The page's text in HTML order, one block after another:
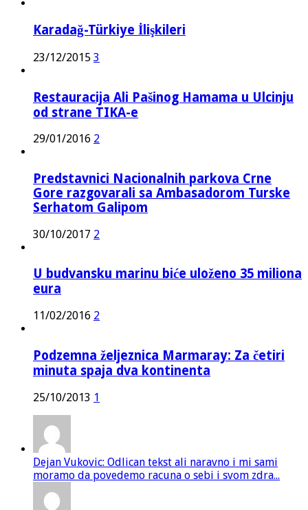
Karadağ-Türkiye İlişkileri
23/12/2015 3
Restauracija Ali Pašinog Hamama u Ulcinju
od strane TIKA-e
29/01/2016 2
Predstavnici Nacionalnih parkova Crne
Gore razgovarali sa Ambasadorom Turske
Serhatom Galipom
30/10/2017 2
U budvansku marinu biće uloženo 35 miliona
eura
11/02/2016 2
Podzemna željeznica Marmaray: Za četiri
minuta spaja dva kontinenta
25/10/2013 1
Dejan Vukovic: Odlican tekst ali naravno i mi sami
moramo da povedemo racuna o sebi i svom zdra...